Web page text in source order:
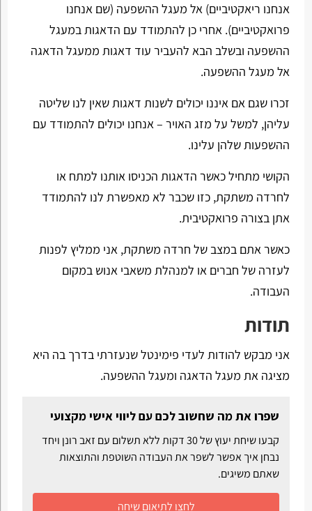
אנחנו ריאקטיביים) אל מעגל ההשפעה (שם אנחנו
פרואקטיביים). אחרי כן להתמודד עם הדאגות במעגל
ההשפעה ובשלב הבא להעביר עוד דאגות ממעגל הדאגה
אל מעגל ההשפעה.
זכרו שגם אם איננו יכולים לשנות דאגות שאין לנו שליטה
עליהן, למשל על מזג האויר – אנחנו יכולים להתמודד עם
ההשפעות שלהן עלינו.
הקושי מתחיל כאשר הדאגות הכניסו אותנו למתח או
לחרדה משתקת, כזו שכבר לא מאפשרת לנו להתמודד
אתן בצורה פרואקטיבית.
כאשר אתם במצב של חרדה משתקת, אני ממליץ לפנות
לעזרה של חברים או למנהלת משאבי אנוש במקום
העבודה.
תודות
אני מבקש להודות לעדי פימינטל שנעזרתי בדרך בה היא
מציגה את מעגל הדאגה ומעגל ההשפעה.
שפרו את מה שחשוב לכם עם ליווי אישי מקצועי
קבעו שיחת יעוץ של 30 דקות ללא תשלום עם זאב רונן ויחד
נבחן איך אפשר לשפר את העבודה השוטפת והתוצאות
שאתם משיגים.
לחצו לתיאום שיחה